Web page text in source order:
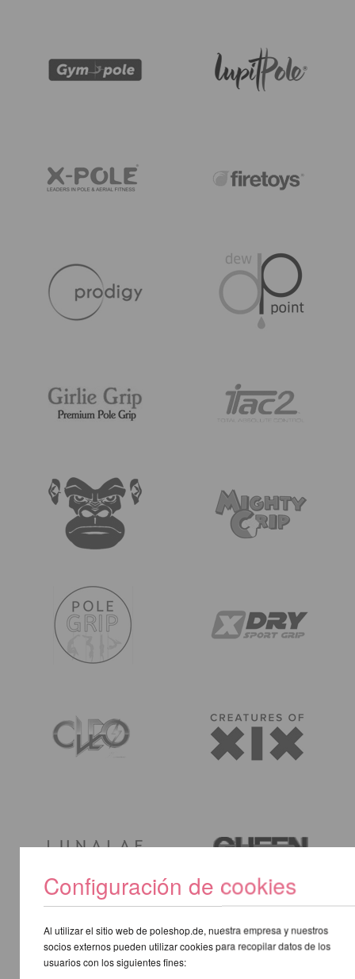
Configuración de cookies
Al utilizar el sitio web de poleshop.de, nuestra empresa y nuestros
socios externos pueden utilizar cookies para recopilar datos de los
usuarios con los siguientes fines: